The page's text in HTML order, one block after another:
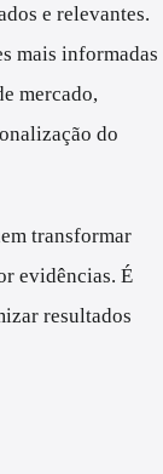
e relevantes.
mais informadas
mercado,
do
transformar
evidências. É
resultados